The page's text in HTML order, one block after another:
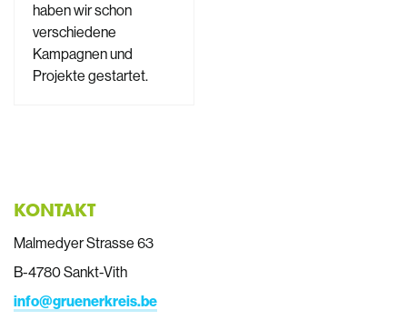
haben wir schon
verschiedene
Kampagnen und
Projekte gestartet.
KONTAKT
Malmedyer Strasse 63
B-4780 Sankt-Vith
info@gruenerkreis.be